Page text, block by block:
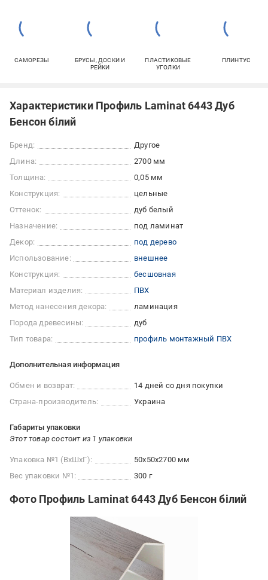
САМОРЕЗЫ
БРУСЫ, ДОСКИ И
РЕЙКИ
ПЛАСТИКОВЫЕ
УГОЛКИ
ПЛИНТУС
Характеристики Профиль Laminat 6443 Дуб
Бенсон білий
Бренд:
Другое
Длина:
2700 мм
Толщина:
0,05 мм
Конструкция:
цельные
Оттенок:
дуб белый
Назначение:
под ламинат
Декор:
под дерево
Использование:
внешнее
Конструкция:
бесшовная
Материал изделия:
ПВХ
Метод нанесения декора:
ламинация
Порода древесины:
дуб
Тип товара:
профиль монтажный ПВХ
Дополнительная информация
Обмен и возврат:
14 дней со дня покупки
Страна-производитель:
Украина
Габариты упаковки
Этот товар состоит из 1 упаковки
Упаковка №1 (ВхШхГ):
50x50x2700 мм
Вес упаковки №1:
300 г
Фото Профиль Laminat 6443 Дуб Бенсон білий